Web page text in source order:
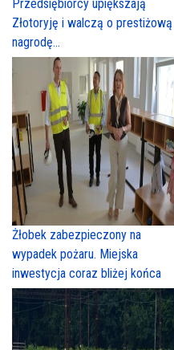
Przedsiębiorcy upiększają
Złotoryję i walczą o prestiżową
nagrodę...
Żłobek zabezpieczony na
wypadek pożaru. Miejska
inwestycja coraz bliżej końca